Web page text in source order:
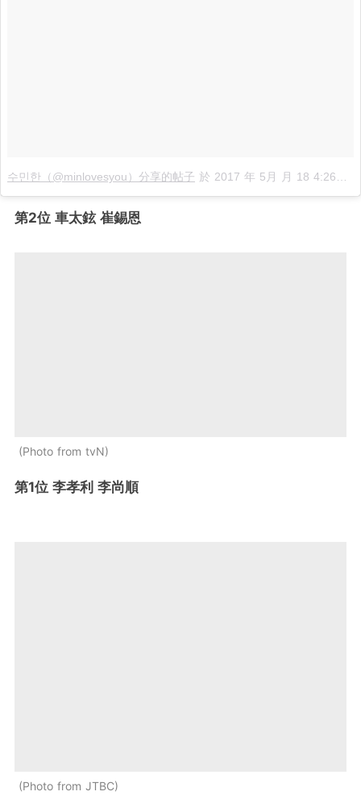
수민한（@minlovesyou）分享的帖子 於 2017 年 5月 月 18 4:26上午 PDT
第2位 車太鉉 崔錫恩
Photo from tvN
第1位 李孝利 李尚順
Photo from JTBC